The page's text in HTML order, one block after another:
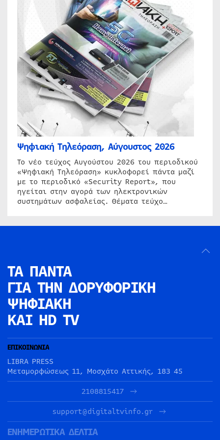
Ψηφιακή Τηλεόραση, Αύγουστος 2026
Το νέο τεύχος Αυγούστου 2026 του περιοδικού
«Ψηφιακή Τηλεόραση» κυκλοφορεί πάντα μαζί
με το περιοδικό «Security Report», που
ηγείται στην αγορά των ηλεκτρονικών
συστημάτων ασφαλείας. Θέματα τεύχο…
ΤΑ ΠΑΝΤΑ
ΓΙΑ ΤΗΝ ΔΟΡΥΦΟΡΙΚΗ
ΨΗΦΙΑΚΗ
ΚΑΙ HD TV
ΕΠΙΚΟΙΝΩΝΙΑ
LIBRA PRESS
Μεταμορφώσεως 11, Μοσχάτο Αττικής, 183 45
2108815417
support@digitaltvinfo.gr
ΕΝΗΜΕΡΩΤΙΚΑ ΔΕΛΤΙΑ